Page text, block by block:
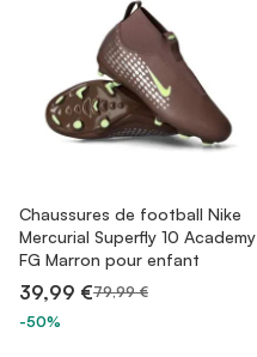
Chaussures de football Nike
Mercurial Superfly 10 Academy
FG Marron pour enfant
39,99 €79,99 €
-50%